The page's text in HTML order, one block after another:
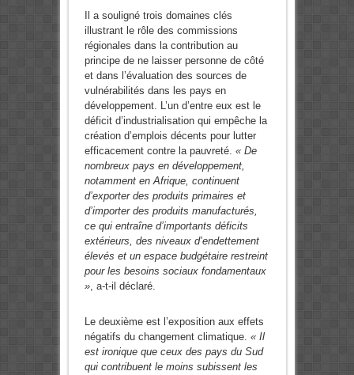
Il a souligné trois domaines clés
illustrant le rôle des commissions
régionales dans la contribution au
principe de ne laisser personne de côté
et dans l’évaluation des sources de
vulnérabilités dans les pays en
développement. L’un d’entre eux est le
déficit d’industrialisation qui empêche la
création d’emplois décents pour lutter
efficacement contre la pauvreté. « De
nombreux pays en développement,
notamment en Afrique, continuent
d’exporter des produits primaires et
d’importer des produits manufacturés,
ce qui entraîne d’importants déficits
extérieurs, des niveaux d’endettement
élevés et un espace budgétaire restreint
pour les besoins sociaux fondamentaux
», a-t-il déclaré.
Le deuxième est l’exposition aux effets
négatifs du changement climatique. « Il
est ironique que ceux des pays du Sud
qui contribuent le moins subissent les